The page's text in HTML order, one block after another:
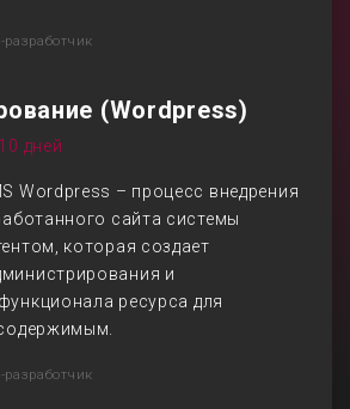
(Wordpress)
дней
Wordpress – процесс внедрения
сайта системы
которая создает
и
ресурса для